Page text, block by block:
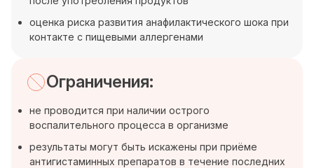
оценка риска развития анафилактического шока при
контакте с пищевыми аллергенами
Ограничения:
не проводится при наличии острого
воспалительного процесса в организме
результаты могут быть искажены при приёме
антигистаминных препаратов в течение последних